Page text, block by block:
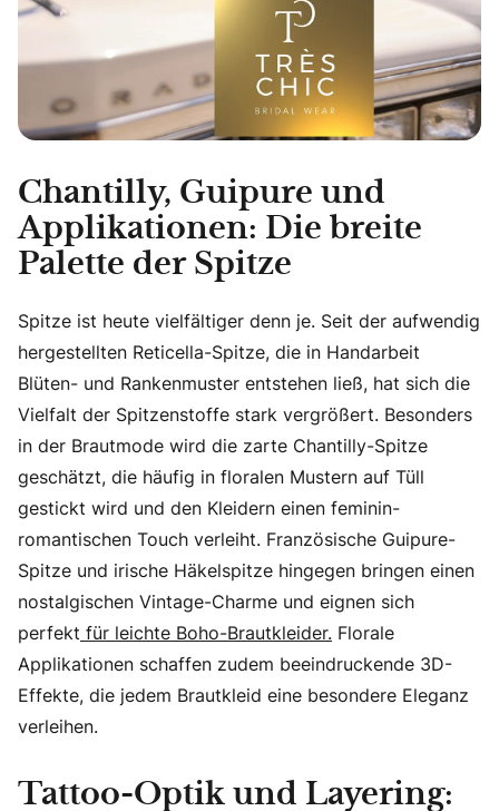
Chantilly, Guipure und
Applikationen: Die breite
Palette der Spitze
Spitze ist heute vielfältiger denn je. Seit der aufwendig
hergestellten Reticella-Spitze, die in Handarbeit
Blüten- und Rankenmuster entstehen ließ, hat sich die
Vielfalt der Spitzenstoffe stark vergrößert. Besonders
in der Brautmode wird die zarte Chantilly-Spitze
geschätzt, die häufig in floralen Mustern auf Tüll
gestickt wird und den Kleidern einen feminin-
romantischen Touch verleiht. Französische Guipure-
Spitze und irische Häkelspitze hingegen bringen einen
nostalgischen Vintage-Charme und eignen sich
perfekt für leichte Boho-Brautkleider. Florale
Applikationen schaffen zudem beeindruckende 3D-
Effekte, die jedem Brautkleid eine besondere Eleganz
verleihen.
Tattoo-Optik und Layering: